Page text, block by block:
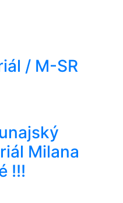
/ M-SR
Milana
!!!